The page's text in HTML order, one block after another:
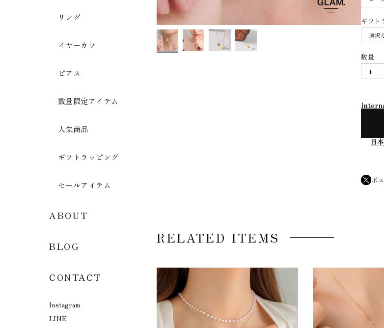
リング
イヤーカフ
ピアス
数量限定アイテム
人気商品
ギフトラッピング
セールアイテム
ABOUT
BLOG
CONTACT
Instagram
LINE
ギフト
数量
日
ポ
RELATED ITEMS